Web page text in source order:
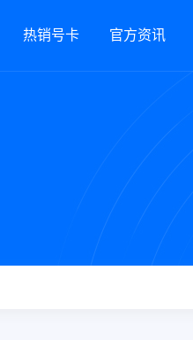
热销号卡 官方资讯